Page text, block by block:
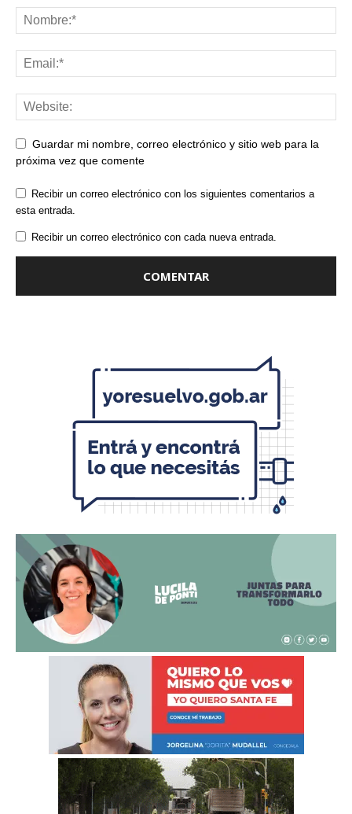
Guardar mi nombre, correo electrónico y sitio web para la
próxima vez que comente
Recibir un correo electrónico con los siguientes comentarios a
esta entrada.
Recibir un correo electrónico con cada nueva entrada.